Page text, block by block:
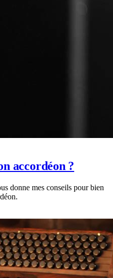
accordéon ?
donne mes conseils pour bien